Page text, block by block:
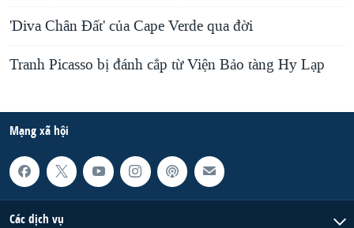
'Diva Chân Đất' của Cape Verde qua đời
Tranh Picasso bị đánh cắp từ Viện Bảo tàng Hy Lạp
Mạng xã hội
Các dịch vụ